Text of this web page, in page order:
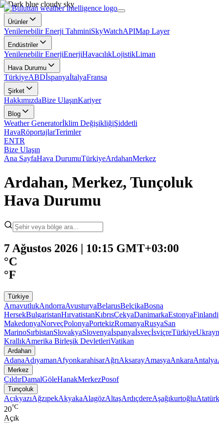
Ürünler
Yenilenebilir Enerji TahminiSkyWatchAPIMap Layer
Endüstriler
Yenilenebilir EnerjiEnerjiHavacılıkLojistikLiman
Hava Durumu
TürkiyeABDİspanyaİtalyaFransa
Şirket
HakkımızdaBize UlaşınKariyer
Blog
Weather Generatorİklim DeğişikliğiŞiddetli
HavaRöportajlarTerimler
ENTR
Bize Ulaşın
Ana SayfaHava DurumuTürkiyeArdahanMerkez
Ardahan, Merkez, Tunçoluk
Hava Durumu
7 Ağustos 2026 | 10:15 GMT+03:00
°C
°F
Türkiye
ArnavutlukAndorraAvusturyaBelarusBelçikaBosna
HersekBulgaristanHırvatistanKıbrısÇekyaDanimarkaEstonya
MakedonyaNorveçPolonyaPortekizRomanyaRusyaSan
MarinoSırbistanSlovakyaSlovenyaİspanyaİsveçİsviçreTürkiye
KrallıkAmerika Birleşik DevletleriVatikan
Ardahan
AdanaAdıyamanAfyonkarahisarAğrıAksarayAmasyaAnkaraAntalya
Merkez
ÇıldırDamalGöleHanakMerkezPosof
Tunçoluk
AçıkyazıAğzıpekAkyakaAlagözAltaşArdıçdereAşağıkurtoğluAtatürk
20°C
Açık